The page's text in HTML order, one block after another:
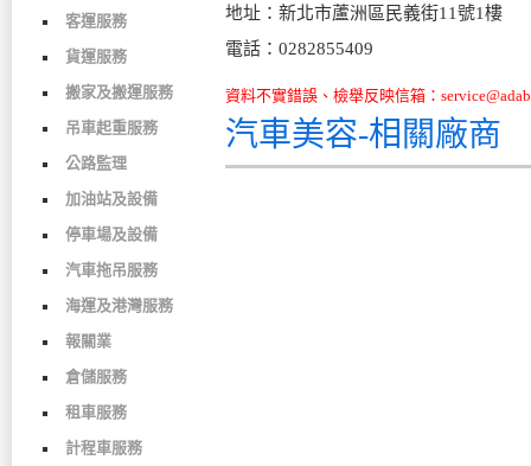
客運服務
貨運服務
搬家及搬運服務
吊車起重服務
公路監理
加油站及設備
停車場及設備
汽車拖吊服務
海運及港灣服務
報關業
倉儲服務
租車服務
計程車服務
地址：新北市蘆洲區民義街11號1樓
電話：0282855409
資料不實錯誤、檢舉反映信箱：
汽車美容-相關廠商